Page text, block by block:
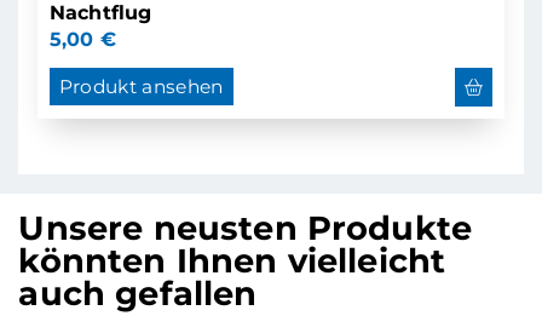
Nachtflug
5,00 €
Produkt ansehen
Unsere neusten Produkte
könnten Ihnen vielleicht
auch gefallen